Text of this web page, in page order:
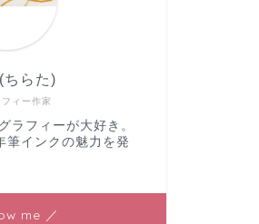
ィー作家
らた)
ラフィーが大好き。
筆インクの魅力を発
me ／